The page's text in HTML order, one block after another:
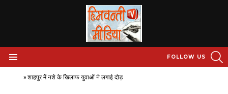
FOLLOW US
» शाहपुर में नशे के खिलाफ युवाओं ने लगाई दौड़